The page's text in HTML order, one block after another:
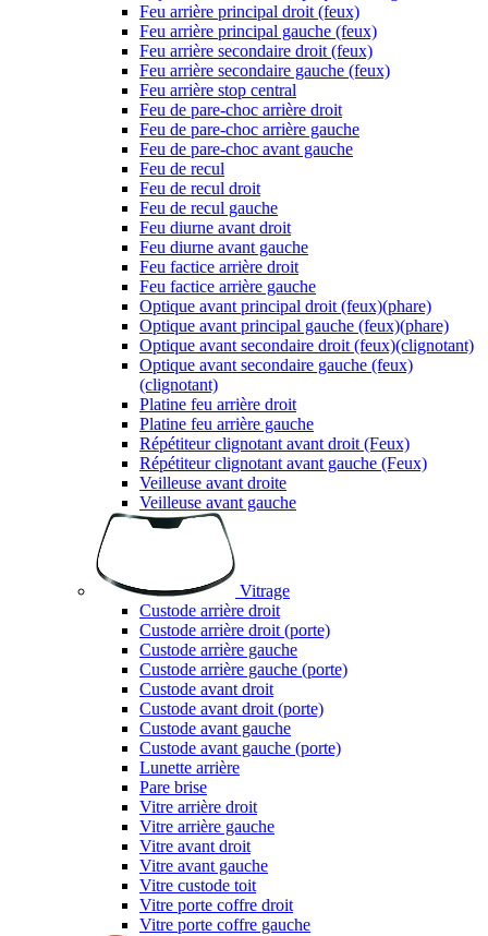
Feu arrière principal droit (feux)
Feu arrière principal gauche (feux)
Feu arrière secondaire droit (feux)
Feu arrière secondaire gauche (feux)
Feu arrière stop central
Feu de pare-choc arrière droit
Feu de pare-choc arrière gauche
Feu de pare-choc avant gauche
Feu de recul
Feu de recul droit
Feu de recul gauche
Feu diurne avant droit
Feu diurne avant gauche
Feu factice arrière droit
Feu factice arrière gauche
Optique avant principal droit (feux)(phare)
Optique avant principal gauche (feux)(phare)
Optique avant secondaire droit (feux)(clignotant)
Optique avant secondaire gauche (feux)
(clignotant)
Platine feu arrière droit
Platine feu arrière gauche
Répétiteur clignotant avant droit (Feux)
Répétiteur clignotant avant gauche (Feux)
Veilleuse avant droite
Veilleuse avant gauche
Vitrage
Custode arrière droit
Custode arrière droit (porte)
Custode arrière gauche
Custode arrière gauche (porte)
Custode avant droit
Custode avant droit (porte)
Custode avant gauche
Custode avant gauche (porte)
Lunette arrière
Pare brise
Vitre arrière droit
Vitre arrière gauche
Vitre avant droit
Vitre avant gauche
Vitre custode toit
Vitre porte coffre droit
Vitre porte coffre gauche